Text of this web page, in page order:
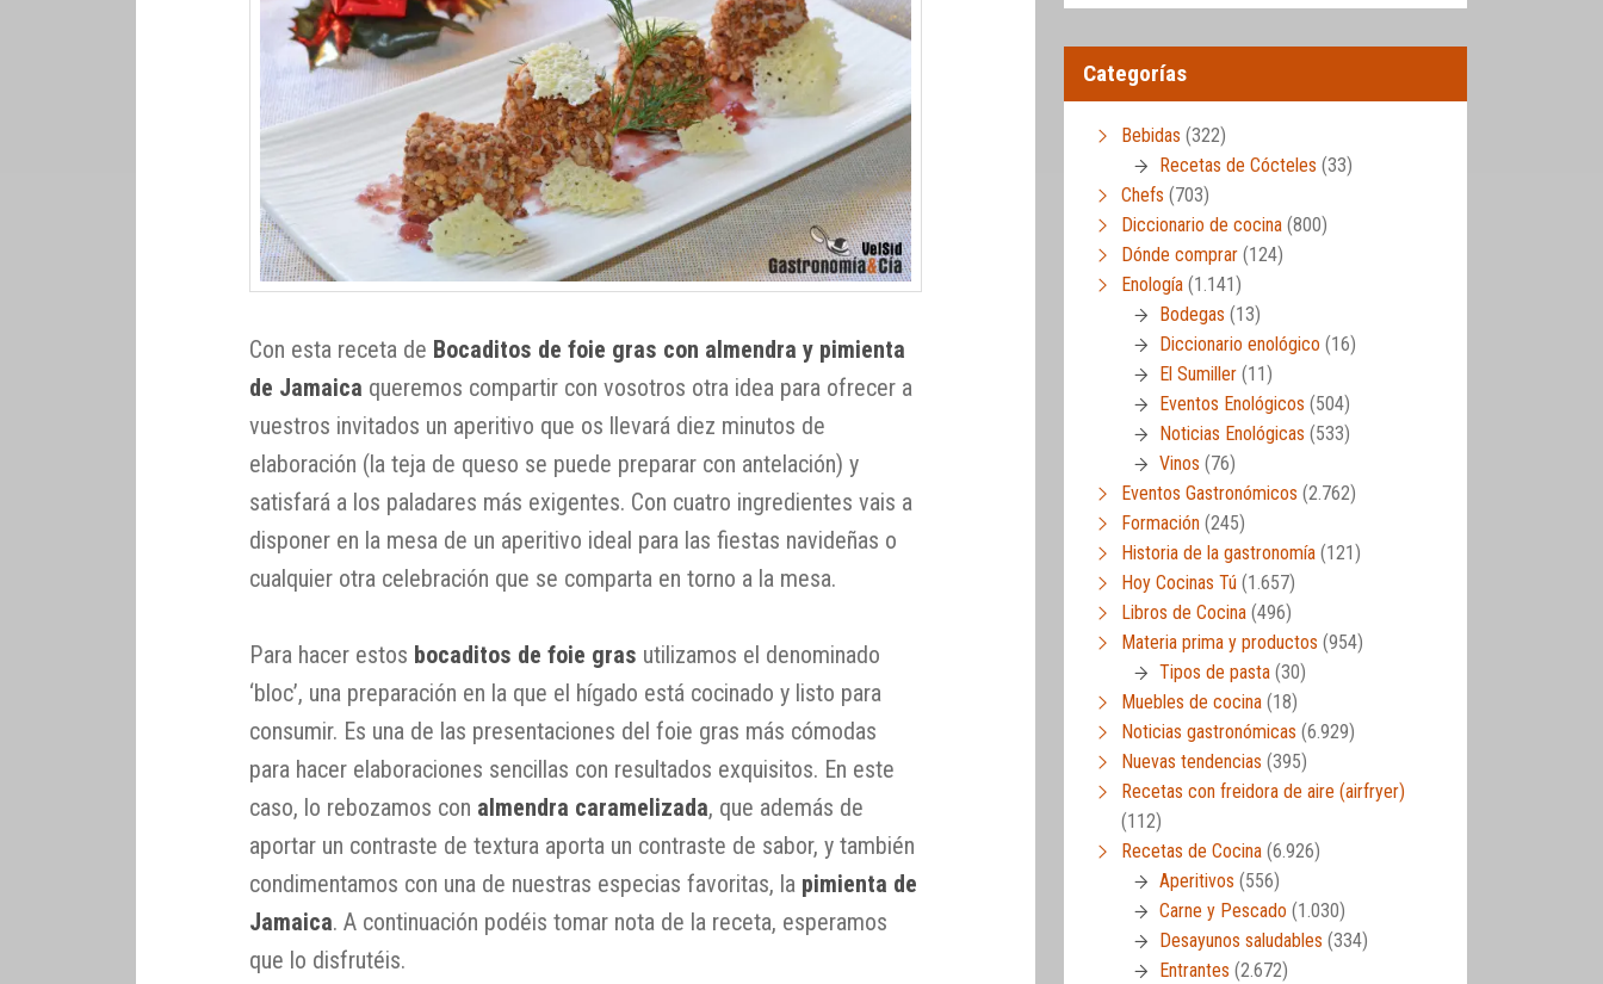
Con esta receta de Bocaditos de foie gras con almendra y pimienta
de Jamaica queremos compartir con vosotros otra idea para ofrecer a
vuestros invitados un aperitivo que os llevará diez minutos de
elaboración (la teja de queso se puede preparar con antelación) y
satisfará a los paladares más exigentes. Con cuatro ingredientes vais a
disponer en la mesa de un aperitivo ideal para las fiestas navideñas o
cualquier otra celebración que se comparta en torno a la mesa.
Para hacer estos bocaditos de foie gras utilizamos el denominado
‘bloc’, una preparación en la que el hígado está cocinado y listo para
consumir. Es una de las presentaciones del foie gras más cómodas
para hacer elaboraciones sencillas con resultados exquisitos. En este
caso, lo rebozamos con almendra caramelizada, que además de
aportar un contraste de textura aporta un contraste de sabor, y también
condimentamos con una de nuestras especias favoritas, la pimienta de
Jamaica. A continuación podéis tomar nota de la receta, esperamos
que lo disfrutéis.
Categorías
Bebidas (322)
Recetas de Cócteles (33)
Chefs (703)
Diccionario de cocina (800)
Dónde comprar (124)
Enología (1.141)
Bodegas (13)
Diccionario enológico (16)
El Sumiller (11)
Eventos Enológicos (504)
Noticias Enológicas (533)
Vinos (76)
Eventos Gastronómicos (2.762)
Formación (245)
Historia de la gastronomía (121)
Hoy Cocinas Tú (1.657)
Libros de Cocina (496)
Materia prima y productos (954)
Tipos de pasta (30)
Muebles de cocina (18)
Noticias gastronómicas (6.929)
Nuevas tendencias (395)
Recetas con freidora de aire (airfryer)
(112)
Recetas de Cocina (6.926)
Aperitivos (556)
Carne y Pescado (1.030)
Desayunos saludables (334)
Entrantes (2.672)